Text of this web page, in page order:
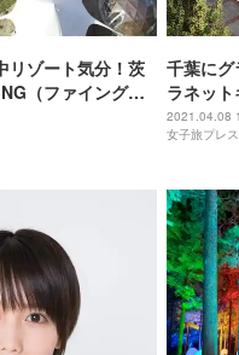
リゾート気分！茨
（ファイングラ
なリゾート滞在
千葉に
ラネッ
ヨガ体験
2021.04.08
女子旅プレス